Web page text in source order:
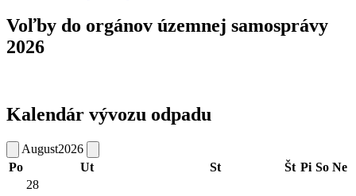
Voľby do orgánov územnej samosprávy
2026
Kalendár vývozu odpadu
August2026
Po
Ut St Št Pi So Ne
28